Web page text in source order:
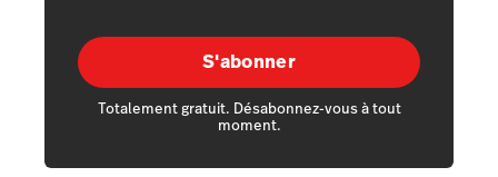
S'abonner
Totalement gratuit. Désabonnez-vous à tout
moment.